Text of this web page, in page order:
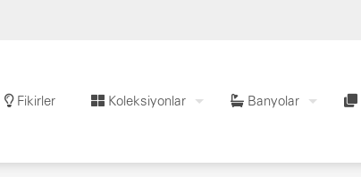
Fikirler Koleksiyonlar Banyolar